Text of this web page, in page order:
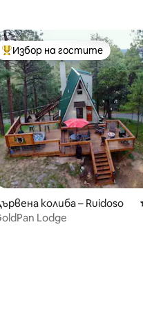
4,98 от 5, 54 отзива
Най-популярен избор на
Избор на гостите
колиба – Ruidoso
Lodge